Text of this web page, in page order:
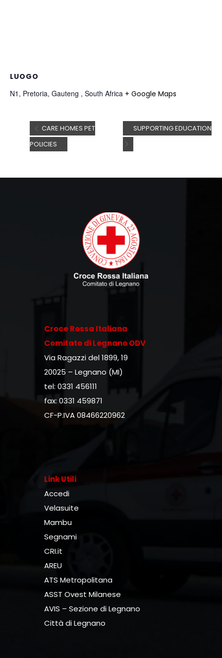
LUOGO
N1, Pretoria, Gauteng , South Africa + Google Maps
CARE HOMES PET
POLICIES
SUPPORTING EDUCATION
Croce Rossa Italiana
Comitato di Legnano ODV
Via Ragazzi del 1899, 19
20025 – Legnano (MI)
tel: 0331 456111
fax: 0331 459871
CF-P.IVA 08466220962
Link Utili
Accedi
Velasuite
Mambu
Segnami
CRI.it
AREU
ATS Metropolitana
ASST Ovest Milanese
AVIS – Sezione di Legnano
Città di Legnano